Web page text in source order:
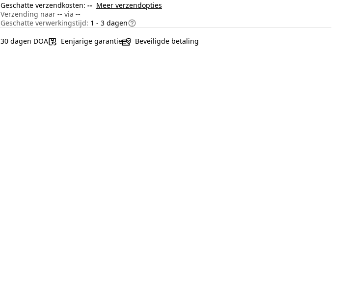
Geschatte verzendkosten: -- Meer verzendopties
Verzending naar -- via --
Geschatte verwerkingstijd: 1 - 3 dagen
30 dagen DOA
Eenjarige garantie Beveiligde betaling